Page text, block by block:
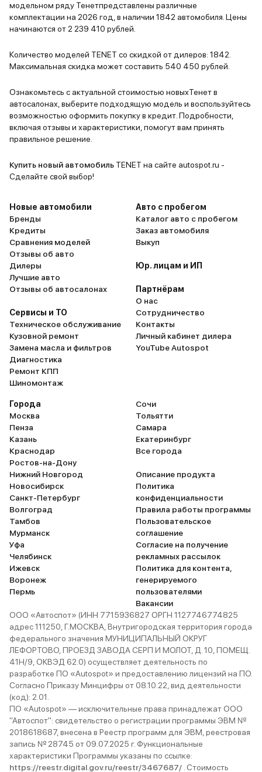
модельном ряду Тенетпредставлены различные
комплектации на 2026 год, в наличии 1842 автомобиля. Цены
начинаются от 2 239 410 рублей.
Количество моделей TENET со скидкой от дилеров: 1842.
Максимальная скидка может составить 540 450 рублей.
Ознакомьтесь с актуальной стоимостью новыхТенет в
автосалонах, выберите подходящую модель и воспользуйтесь
возможностью оформить покупку в кредит. Подробности,
включая отзывы и характеристики, помогут вам принять
правильное решение.
Купить новый автомобиль TENET на сайте autospot.ru -
Сделайте свой выбор!
Новые автомобили
Бренды
Кредиты
Сравнения моделей
Отзывы об авто
Дилеры
Лучшие авто
Отзывы об автосалонах
Сервисы и ТО
Техническое обслуживание
Кузовной ремонт
Замена масла и фильтров
Диагностика
Ремонт КПП
Шиномонтаж
Авто с пробегом
Каталог авто с пробегом
Заказ автомобиля
Выкуп
Юр. лицам и ИП
Партнёрам
О нас
Сотрудничество
Контакты
Личный кабинет дилера
YouTube Autospot
Города
Москва
Пенза
Казань
Краснодар
Ростов-на-Дону
Нижний Новгород
Новосибирск
Санкт-Петербург
Волгоград
Тамбов
Мурманск
Уфа
Челябинск
Ижевск
Воронеж
Пермь
Сочи
Тольятти
Самара
Екатеринбург
Все города
Описание продукта
Политика
конфиденциальности
Правила работы программы
Пользовательское
соглашение
Согласие на получение
рекламных рассылок
Политика для контента,
генерируемого
пользователями
Вакансии
ООО «Автоспот» (ИНН 7715936827 ОРГН 1127746774825
адрес 111250, Г.МОСКВА, Внутригородская территория города
федерального значения МУНИЦИПАЛЬНЫЙ ОКРУГ
ЛЕФОРТОВО, ПРОЕЗД ЗАВОДА СЕРП И МОЛОТ, Д. 10, ПОМЕЩ.
41Н/9, ОКВЭД 62.0) осуществляет деятельность по
разработке ПО «Autospot» и предоставлению лицензий на ПО.
Согласно Приказу Минцифры от 08.10.22, вид деятельности
(код): 2.01.
ПО «Autospot» — исключительные права принадлежат ООО
"Автоспот": свидетельство о регистрации программы ЭВМ №
2018618687, внесена в Реестр программ для ЭВМ, реестровая
запись № 28745 от 09.07.2025 г. Функциональные
характеристики Программы указаны по ссылке:
https://reestr.digital.gov.ru/reestr/3467687/ . Стоимость